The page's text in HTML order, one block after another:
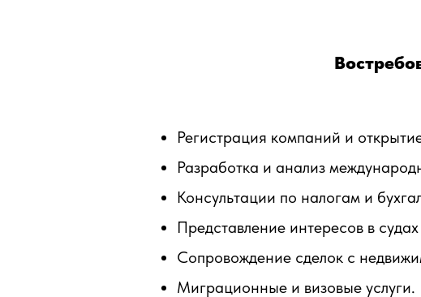
Регистрация компаний и
Разработка и анализ
Консультации по налогам и
Представление интересов в
Сопровождение сделок с
Миграционные и визовые услуги.